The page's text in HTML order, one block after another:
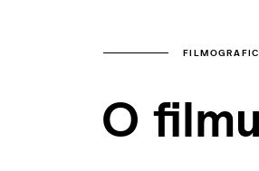
O filmu